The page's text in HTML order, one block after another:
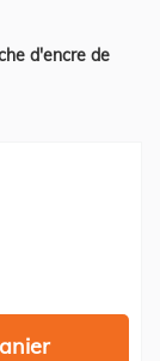
d'encre de